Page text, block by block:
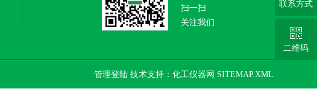
扫一扫
关注我们
管理登陆 技术支持： 化工仪器网 SITEMAP.XML
联系方式
二维码